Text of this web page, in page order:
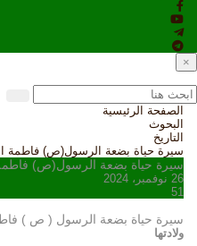
×
الصفحة الرئيسية
البحوث
التاريخ
سيرة حياة بضعة الرسول(ص) فاطمة
سيرة حياة بضعة الرسول(ص)
26 نوفمبر، 2024
51
سيرة حياة بضعة الرسول ( ص )
ولادتها